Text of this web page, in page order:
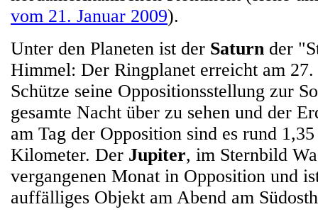
vom 21. Januar 2009).
Unter den Planeten ist der Saturn der
Himmel: Der Ringplanet erreicht am
Schütze seine Oppositionsstellung zur
gesamte Nacht über zu sehen und der
am Tag der Opposition sind es rund
Kilometer. Der Jupiter, im Sternbild
vergangenen Monat in Opposition und
auffälliges Objekt am Abend am